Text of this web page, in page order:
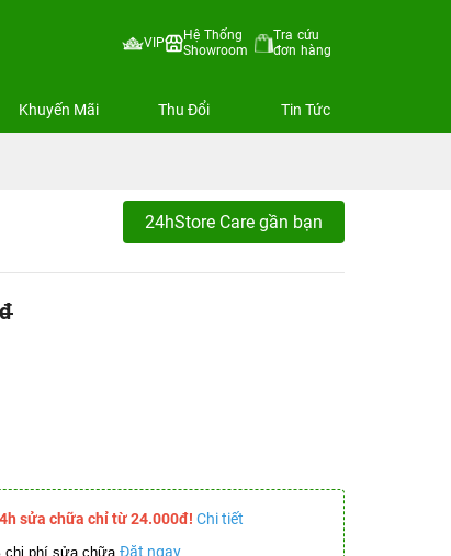
VIP
Hệ Thống
Showroom
Tra cứu
đơn hàng
Khuyến Mãi Thu Đổi Tin Tức
24hStore Care gần bạn
sửa chữa chỉ từ 24.000đ! Chi tiết
chi phí sửa chữa Đặt ngay